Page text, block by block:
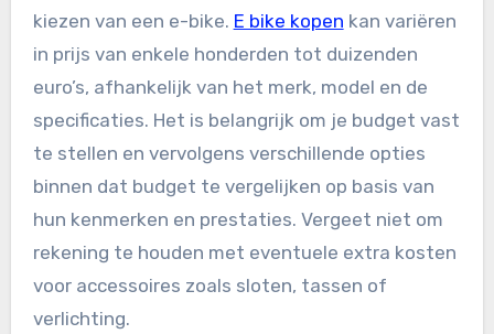
kiezen van een e-bike. E bike kopen kan variëren
in prijs van enkele honderden tot duizenden
euro’s, afhankelijk van het merk, model en de
specificaties. Het is belangrijk om je budget vast
te stellen en vervolgens verschillende opties
binnen dat budget te vergelijken op basis van
hun kenmerken en prestaties. Vergeet niet om
rekening te houden met eventuele extra kosten
voor accessoires zoals sloten, tassen of
verlichting.